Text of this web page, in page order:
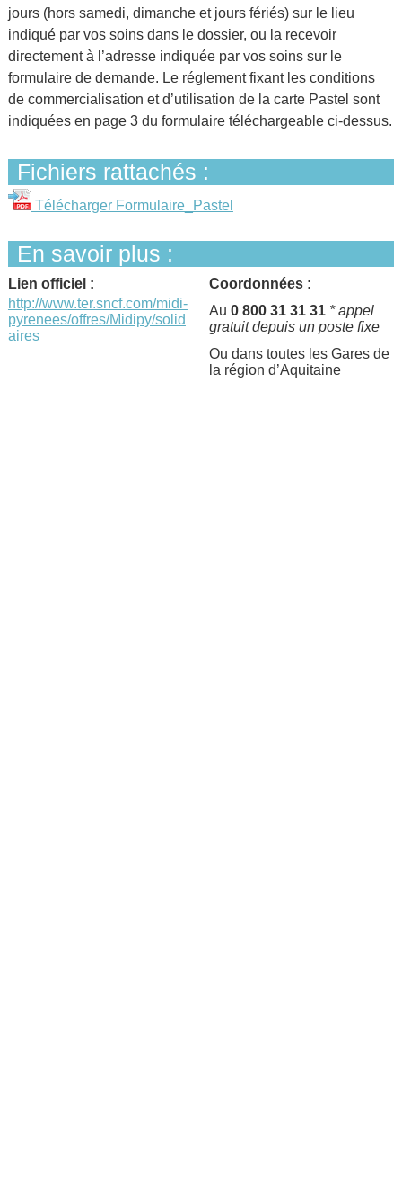
jours (hors samedi, dimanche et jours fériés) sur le lieu
indiqué par vos soins dans le dossier, ou la recevoir
directement à l’adresse indiquée par vos soins sur le
formulaire de demande. Le réglement fixant les conditions
de commercialisation et d’utilisation de la carte Pastel sont
indiquées en page 3 du formulaire téléchargeable ci-dessus.
Fichiers rattachés :
Télécharger Formulaire_Pastel
En savoir plus :
Lien officiel :
http://www.ter.sncf.com/midi-
pyrenees/offres/Midipy/solid
aires
Coordonnées :
Au 0 800 31 31 31 * appel
gratuit depuis un poste fixe
Ou dans toutes les Gares de
la région d’Aquitaine